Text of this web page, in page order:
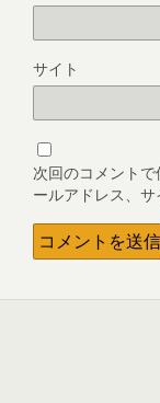
サイト
次回のコメント
ールアドレス、サ